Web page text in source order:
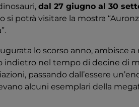
dal 27 giugno al 30
si potrà visitare la mostra
lo scorso anno, ambisce a
nel tempo di decine di
passando dall’essere
alcuni esemplari della